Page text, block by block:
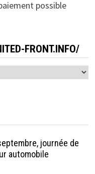
possible
FRONT.INFO/
journée de
automobile